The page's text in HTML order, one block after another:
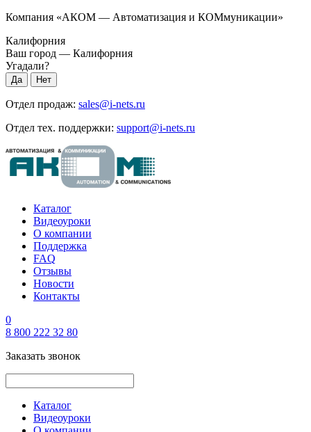
Компания «АКОМ — Автоматизация и КОМмуникации»
Калифорния
Ваш город — Калифорния
Угадали?
Отдел продаж: sales@i-nets.ru
Отдел тех. поддержки: support@i-nets.ru
Каталог
Видеоуроки
О компании
Поддержка
FAQ
Отзывы
Новости
Контакты
0
8 800 222 32 80
Заказать звонок
Каталог
Видеоуроки